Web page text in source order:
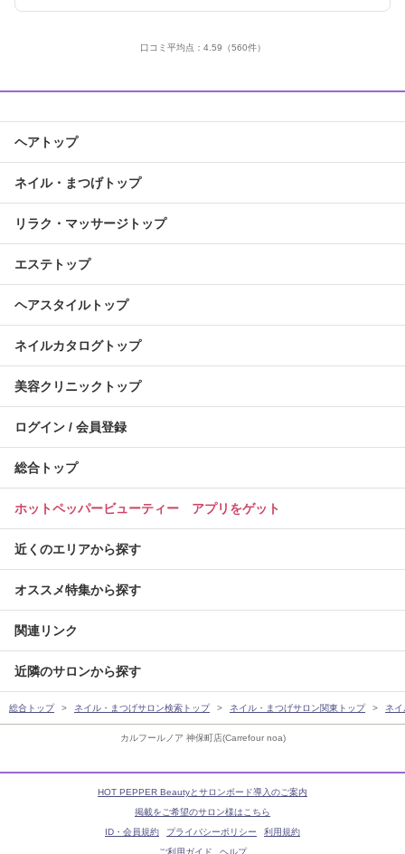
カルフールノア 神保町店(Carrefour noa)
口コミ平均点： 4.59 （560件）
ヘアトップ
ネイル・まつげトップ
リラク・マッサージトップ
エステトップ
ヘアスタイルトップ
ネイルカタログトップ
美容クリニックトップ
ログイン / 会員登録
総合トップ
ホットペッパービューティー アプリをゲット
近くのエリアから探す
オススメ特集から探す
関連リンク
近隣のサロンから探す
総合トップ ネイル・まつげサロン検索トップ ネイル・まつげサロン関東トップ ネ
HOT PEPPER Beautyとサロンボード導入のご案内
掲載をご希望のサロン様はこちら
ID・会員規約
プライバシーポリシー
利用規約
ご利用ガイド
ヘルプ